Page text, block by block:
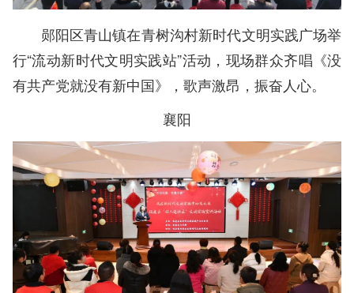
郧阳区青山镇在青树沟村新时代文明实践广场举
行“流动新时代文明实践站”活动，现场群众齐唱《没
有共产党就没有新中国》，歌声激昂，振奋人心。
襄阳